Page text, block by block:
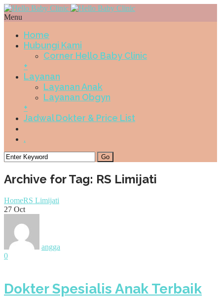
Menu
Home
Hubungi Kami
Corner Hello Baby Clinic
+
Layanan
Layanan Anak
Layanan Obgyn
+
Jadwal Dokter & Price List
.
Archive for Tag: RS Limijati
HomeRS Limijati
27 Oct
angga
0
Dokter Spesialis Anak Terbaik